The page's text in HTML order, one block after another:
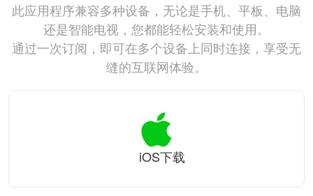
此应用程序兼容多种设备，无论是手机、平板、电脑
还是智能电视，您都能轻松安装和使用。
通过一次订阅，即可在多个设备上同时连接，享受无
缝的互联网体验。
iOS下载